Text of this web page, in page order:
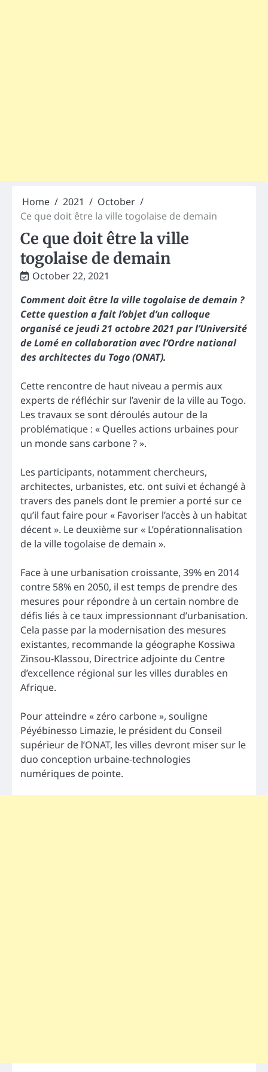
Home 2021
October
Ce que doit être la ville togolaise de demain
Ce que doit être la ville
togolaise de demain
October 22, 2021
Comment doit être la ville togolaise de demain ?
Cette question a fait l’objet d’un colloque
organisé ce jeudi 21 octobre 2021 par l’Université
de Lomé en collaboration avec l’Ordre national
des architectes du Togo (ONAT).
Cette rencontre de haut niveau a permis aux
experts de réfléchir sur l’avenir de la ville au Togo.
Les travaux se sont déroulés autour de la
problématique : « Quelles actions urbaines pour
un monde sans carbone ? ».
Les participants, notamment chercheurs,
architectes, urbanistes, etc. ont suivi et échangé à
travers des panels dont le premier a porté sur ce
qu’il faut faire pour « Favoriser l’accès à un habitat
décent ». Le deuxième sur « L’opérationnalisation
de la ville togolaise de demain ».
Face à une urbanisation croissante, 39% en 2014
contre 58% en 2050, il est temps de prendre des
mesures pour répondre à un certain nombre de
défis liés à ce taux impressionnant d’urbanisation.
Cela passe par la modernisation des mesures
existantes, recommande la géographe Kossiwa
Zinsou-Klassou, Directrice adjointe du Centre
d’excellence régional sur les villes durables en
Afrique.
Pour atteindre « zéro carbone », souligne
Péyébinesso Limazie, le président du Conseil
supérieur de l’ONAT, les villes devront miser sur le
duo conception urbaine-technologies
numériques de pointe.